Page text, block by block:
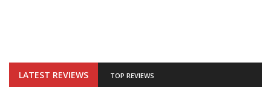
LATEST REVIEWS TOP REVIEWS